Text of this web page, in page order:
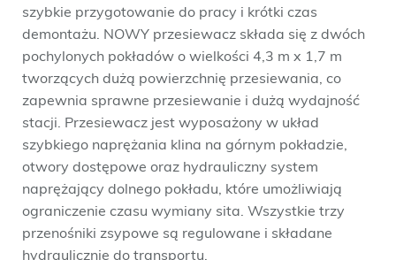
szybkie przygotowanie do pracy i krótki czas
demontażu. NOWY przesiewacz składa się z dwóch
pochylonych pokładów o wielkości 4,3 m x 1,7 m
tworzących dużą powierzchnię przesiewania, co
zapewnia sprawne przesiewanie i dużą wydajność
stacji. Przesiewacz jest wyposażony w układ
szybkiego naprężania klina na górnym pokładzie,
otwory dostępowe oraz hydrauliczny system
naprężający dolnego pokładu, które umożliwiają
ograniczenie czasu wymiany sita. Wszystkie trzy
przenośniki zsypowe są regulowane i składane
hydraulicznie do transportu.